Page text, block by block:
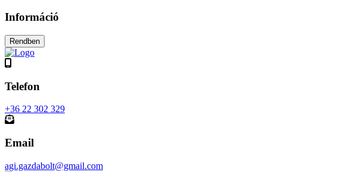
Információ
Telefon
+36 22 302 329
Email
agi.gazdabolt@gmail.com